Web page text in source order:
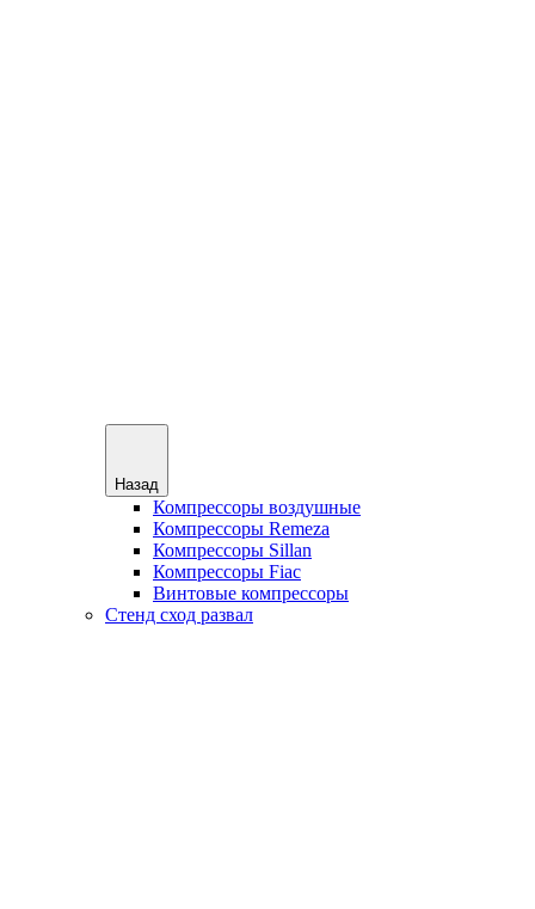
Назад
Компрессоры воздушные
Компрессоры Remeza
Компрессоры Sillan
Компрессоры Fiac
Винтовые компрессоры
Стенд сход развал